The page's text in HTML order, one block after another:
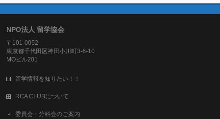
NPO法人 留学協会
〒101-0052
東京都千代田区神田小川町3-6-10
MOビル201
留学情報を知りたい！！
RCA CLUBについて
委員会・分科会のご案内